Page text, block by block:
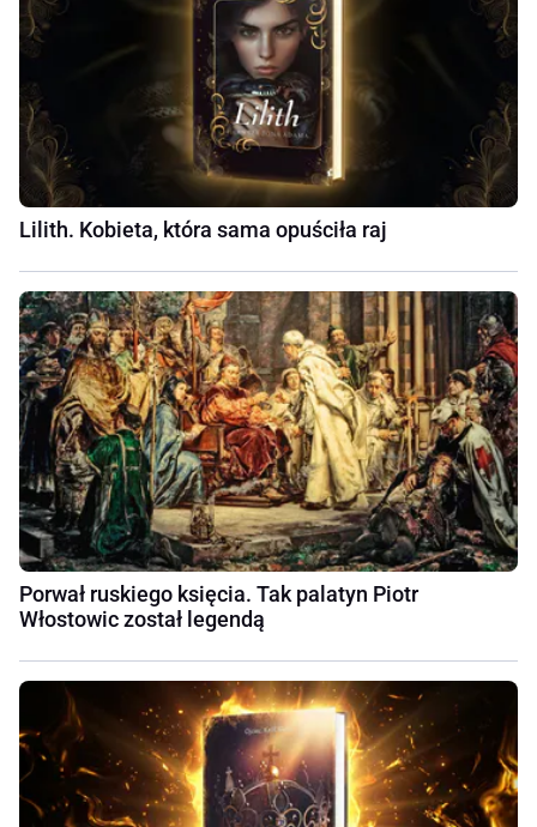
Lilith. Kobieta, która sama opuściła raj
Porwał ruskiego księcia. Tak palatyn Piotr
Włostowic został legendą